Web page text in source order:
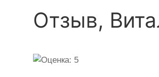
Отзыв,